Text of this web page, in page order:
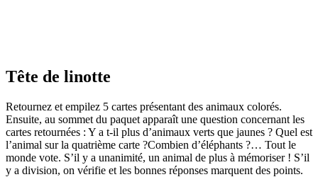
Tête de linotte
Retournez et empilez 5 cartes présentant des animaux colorés.
Ensuite, au sommet du paquet apparaît une question concernant les
cartes retournées : Y a t-il plus d’animaux verts que jaunes ? Quel est
l’animal sur la quatrième carte ?Combien d’éléphants ?… Tout le
monde vote. S’il y a unanimité, un animal de plus à mémoriser ! S’il
y a division, on vérifie et les bonnes réponses marquent des points.